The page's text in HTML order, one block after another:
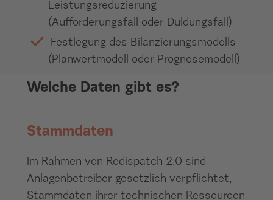
Leistungsreduzierung
(Aufforderungsfall oder Duldungsfall)
Festlegung des Bilanzierungsmodells
(Planwertmodell oder Prognosemodell)
Welche Daten gibt es?
Stammdaten
Im Rahmen von Redispatch 2.0 sind
Anlagenbetreiber gesetzlich verpflichtet,
Stammdaten ihrer technischen Ressourcen